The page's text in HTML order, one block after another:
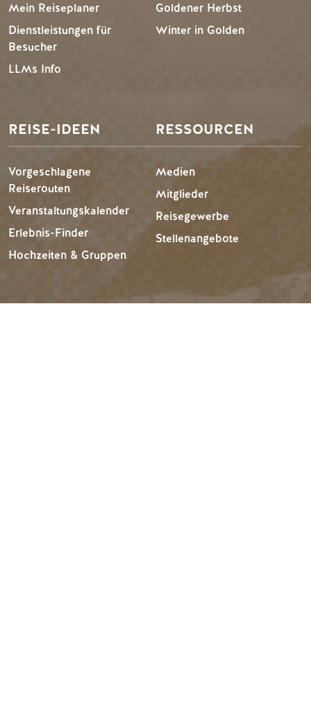
Mein Reiseplaner
Dienstleistungen für
Besucher
LLMs Info
Goldener Herbst
Winter in Golden
REISE-IDEEN
Vorgeschlagene
Reiserouten
Veranstaltungskalender
Erlebnis-Finder
Hochzeiten & Gruppen
RESSOURCEN
Medien
Mitglieder
Reisegewerbe
Stellenangebote
Tourism Golden liegt auf dem unangetasteten Land der